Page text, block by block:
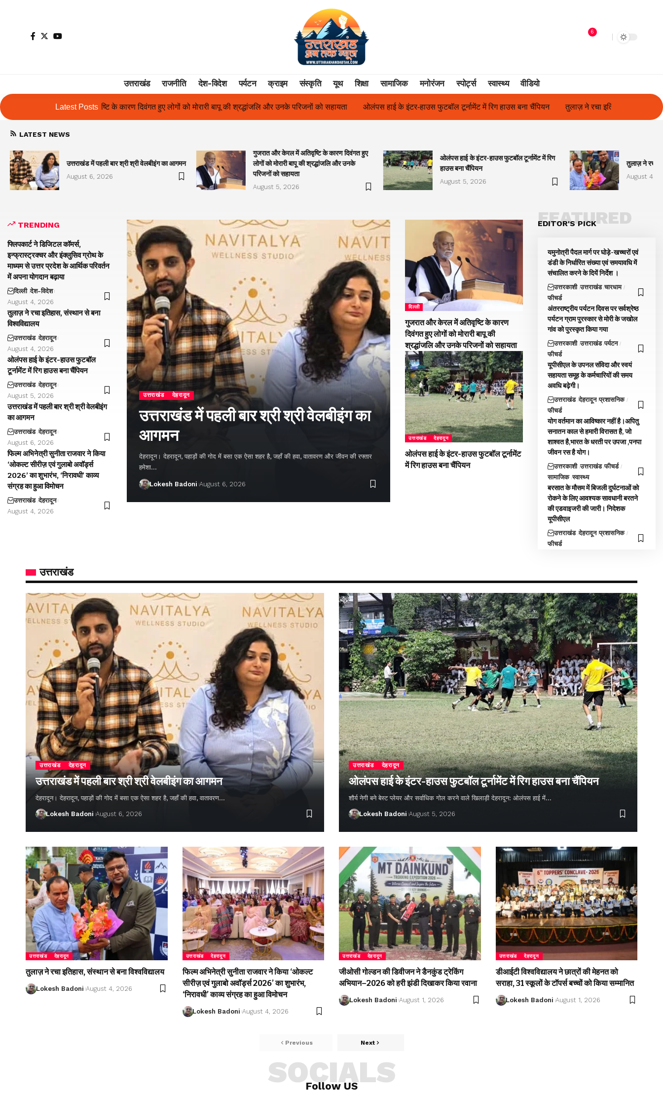
6
उत्तराखंड राजनीति देश-विदेश पर्यटन क्राइम संस्कृति यूथ शिक्षा सामाजिक मनोरंजन स्पोर्ट्स स्वास्थ्य वीडियो
Latest Posts
दिवंगत हुए लोगों को मोरारी बापू की श्रद्धांजलि और उनके परिजनों को सहायता ओलंपस हाई के इंटर-हाउस फुटबॉल टूर्नामेंट में रिग हाउस बना चैंपियन तुलाज़ ने रचा इतिहास, संस्थान से बना विश्वविद्यालय फिल्म अभिनेत्री
LATEST NEWS
उत्तराखंड में पहली बार श्री श्री वेलबीइंग का आगमन
August 6, 2026
गुजरात और केरल में अतिवृष्टि के कारण दिवंगत हुए
लोगों को मोरारी बापू की श्रद्धांजलि और उनके
परिजनों को सहायता
August 5, 2026
ओलंपस हाई के इंटर-हाउस फुटबॉल टूर्नामेंट में रिग
हाउस बना चैंपियन
August 5, 2026
तुलाज़ ने रचा
August 4,
TRENDING
फ्लिपकार्ट ने डिजिटल कॉमर्स,
इन्फ्रास्ट्रक्चर और इंक्लुसिव ग्रोथ के
माध्यम से उत्तर प्रदेश के आर्थिक परिवर्तन
में अपना योगदान बढ़ाया
दिल्ली देश-विदेश
August 4, 2026
तुलाज़ ने रचा इतिहास, संस्थान से बना
विश्वविद्यालय
उत्तराखंड देहरादून
August 4, 2026
ओलंपस हाई के इंटर-हाउस फुटबॉल
टूर्नामेंट में रिग हाउस बना चैंपियन
उत्तराखंड देहरादून
August 5, 2026
उत्तराखंड में पहली बार श्री श्री वेलबीइंग
का आगमन
उत्तराखंड देहरादून
August 6, 2026
फिल्म अभिनेत्री सुनीता राजवार ने किया
‘ओकल्ट सीरीज़ एवं गुलाबो अवॉर्ड्स
2026’ का शुभारंभ, ‘निरावधी’ काव्य
संग्रह का हुआ विमोचन
उत्तराखंड देहरादून
August 4, 2026
उत्तराखंड देहरादून
उत्तराखंड में पहली बार श्री श्री वेलबीइंग का
आगमन
देहरादून। देहरादून, पहाड़ों की गोद में बसा एक ऐसा शहर है, जहाँ की हवा, वातावरण और जीवन की रफ्तार
हमेशा…
Lokesh Badoni August 6, 2026
दिल्ली
गुजरात और केरल में अतिवृष्टि के कारण
दिवंगत हुए लोगों को मोरारी बापू की
श्रद्धांजलि और उनके परिजनों को सहायता
उत्तराखंड देहरादून
ओलंपस हाई के इंटर-हाउस फुटबॉल टूर्नामेंट
में रिग हाउस बना चैंपियन
EDITOR'S PICK
FEATURED
यमुनोत्री पैदल मार्ग पर घोड़े-खच्चरों एवं
डंडी के निर्धारित संख्या एवं समयावधि में
संचालित करने के दियें निर्देश ।
उत्तरकाशी उत्तराखंड चारधाम
फीचर्ड
अंतरराष्ट्रीय पर्यटन दिवस पर सर्वश्रेष्ठ
पर्यटन ग्राम पुरस्कार से मोरी के जखोल
गांव को पुरस्कृत किया गया
उत्तरकाशी उत्तराखंड पर्यटन
फीचर्ड
यूपीसीएल के उपनल संविदा और स्वयं
सहायता समूह के कर्मचारियों की समय
अवधि बढ़ेगी।
उत्तराखंड देहरादून प्रशासनिक
फीचर्ड
योग वर्तमान का आविष्कार नहीं है।अपितु
सनातन काल से हमारी विरासत है, जो
शाश्वत है,भारत के धरती पर उपजा ,पनपा
जीवन रस है योग।
उत्तरकाशी उत्तराखंड फीचर्ड
सामाजिक स्वास्थ्य
बरसात के मौसम में बिजली दुर्घटनाओं को
रोकने के लिए आवश्यक सावधानी बरतने
की एडवाइजरी की जारी। निदेशक
यूपीसीएल
उत्तराखंड देहरादून प्रशासनिक
फीचर्ड
उत्तराखंड
उत्तराखंड देहरादून
उत्तराखंड में पहली बार श्री श्री वेलबीइंग का आगमन
देहरादून। देहरादून, पहाड़ों की गोद में बसा एक ऐसा शहर है, जहाँ की हवा, वातावरण…
Lokesh Badoni August 6, 2026
उत्तराखंड देहरादून
ओलंपस हाई के इंटर-हाउस फुटबॉल टूर्नामेंट में रिग हाउस बना चैंपियन
शौर्य नेगी बने बेस्ट प्लेयर और सर्वाधिक गोल करने वाले खिलाड़ी देहरादून: ओलंपस हाई में…
Lokesh Badoni August 5, 2026
उत्तराखंड देहरादून
तुलाज़ ने रचा इतिहास, संस्थान से बना विश्वविद्यालय
Lokesh Badoni August 4, 2026
उत्तराखंड देहरादून
फिल्म अभिनेत्री सुनीता राजवार ने किया ‘ओकल्ट
सीरीज़ एवं गुलाबो अवॉर्ड्स 2026’ का शुभारंभ,
‘निरावधी’ काव्य संग्रह का हुआ विमोचन
Lokesh Badoni August 4, 2026
उत्तराखंड देहरादून
जीओसी गोल्डन की डिवीजन ने डैनकुंड ट्रेकिंग
अभियान–2026 को हरी झंडी दिखाकर किया रवाना
Lokesh Badoni August 1, 2026
उत्तराखंड देहरादून
डीआईटी विश्वविद्यालय ने छात्रों की मेहनत को
सराहा, 31 स्कूलों के टॉपर्स बच्चों को किया सम्मानित
Lokesh Badoni August 1, 2026
Previous Next
Follow US
SOCIALS